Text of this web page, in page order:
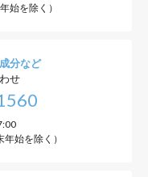
始を除く）
分など
せ
始を除く）